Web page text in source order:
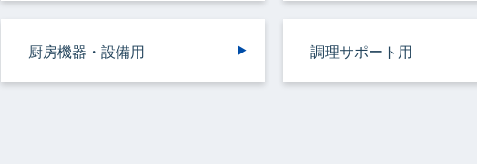
厨房機器・設備用 調理サポート用
バスルーム用
衣類用 容器洗浄機用
リネンサプライ用
リネンサプライ用